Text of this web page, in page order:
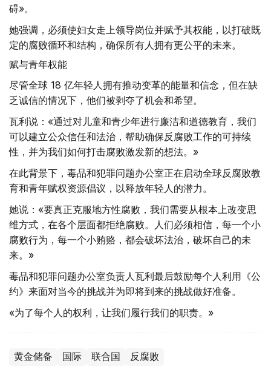
碍»。
她强调，必须使妇女走上领导岗位并赋予其权能，以打破既
定的腐败循环和结构，确保所有人拥有更公平的未来。
赋与青年权能
尽管全球 18 亿年轻人拥有推动变革的能量和信念，但在缺
乏诚信的情况下，他们被剥夺了机会和希望。
瓦利说：«通过对儿童和青少年进行廉洁和道德教育，我们
可以建立公众信任和法治，帮助确保反腐败工作的可持续
性，并为我们如何打击腐败激发新的想法。»
在此背景下，毒品和犯罪问题办公室正在启动全球反腐败教
育和青年赋权资源倡议，以释放年轻人的潜力。
她说：«要真正克服地方性腐败，我们需要从根本上改变思
维方式，在各个层面都拒绝腐败。人们必须相信，每一个小
腐败行为，每一个小贿赂，都会破坏法治，破坏自己的未
来。»
毒品和犯罪问题办公室负责人瓦利最后鼓励每个人利用《公
约》来面对当今的挑战并为即将到来的挑战做好准备。
«为了每个人的权利，让我们履行我们的职责。»
黄金储备 国际 联合国 反腐败